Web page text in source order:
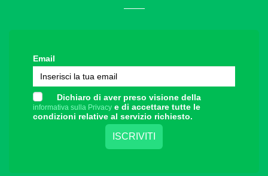
Email
Dichiaro di aver preso visione della
informativa sulla Privacy e di accettare tutte le
condizioni relative al servizio richiesto.